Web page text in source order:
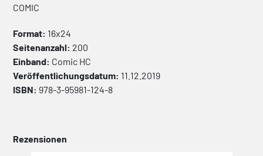
COMIC
Format: 16x24
Seitenanzahl: 200
Einband: Comic HC
Veröffentlichungsdatum: 11.12.2019
ISBN: 978-3-95981-124-8
Rezensionen